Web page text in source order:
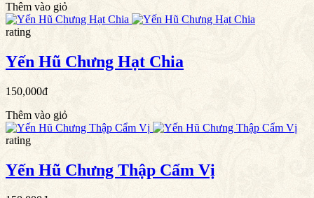
Thêm vào giỏ
rating
Yến Hũ Chưng Hạt Chia
150,000đ
Thêm vào giỏ
rating
Yến Hũ Chưng Thập Cẩm Vị